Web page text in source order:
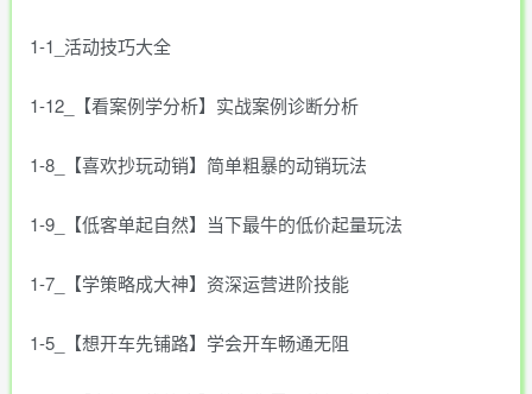
1-1_活动技巧大全
1-12_【看案例学分析】实战案例诊断分析
1-8_【喜欢抄玩动销】简单粗暴的动销玩法
1-9_【低客单起自然】当下最牛的低价起量玩法
1-7_【学策略成大神】资深运营进阶技能
1-5_【想开车先铺路】学会开车畅通无阻